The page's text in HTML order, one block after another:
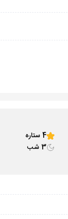
4 ستاره
3 شب